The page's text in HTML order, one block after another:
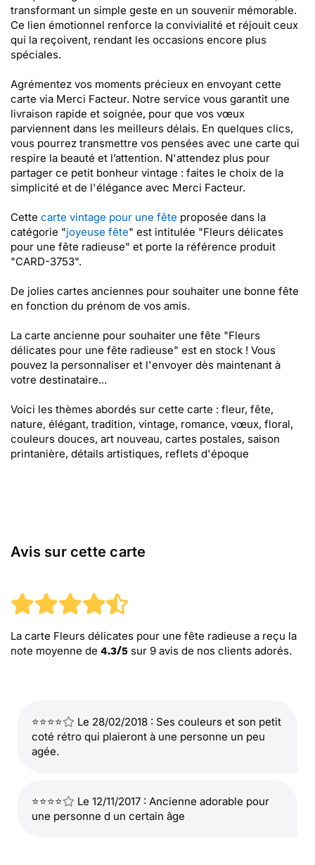
transformant un simple geste en un souvenir mémorable.
Ce lien émotionnel renforce la convivialité et réjouit ceux
qui la reçoivent, rendant les occasions encore plus
spéciales.
Agrémentez vos moments précieux en envoyant cette
carte via Merci Facteur. Notre service vous garantit une
livraison rapide et soignée, pour que vos vœux
parviennent dans les meilleurs délais. En quelques clics,
vous pourrez transmettre vos pensées avec une carte qui
respire la beauté et l’attention. N'attendez plus pour
partager ce petit bonheur vintage : faites le choix de la
simplicité et de l'élégance avec Merci Facteur.
Cette carte vintage pour une fête proposée dans la
catégorie "joyeuse fête" est intitulée "Fleurs délicates
pour une fête radieuse" et porte la référence produit
"CARD-3753".
De jolies cartes anciennes pour souhaiter une bonne fête
en fonction du prénom de vos amis.
La carte ancienne pour souhaiter une fête "Fleurs
délicates pour une fête radieuse" est en stock ! Vous
pouvez la personnaliser et l'envoyer dès maintenant à
votre destinataire...
Voici les thèmes abordés sur cette carte : fleur, fête,
nature, élégant, tradition, vintage, romance, vœux, floral,
couleurs douces, art nouveau, cartes postales, saison
printanière, détails artistiques, reflets d'époque
Avis sur cette carte
La carte Fleurs délicates pour une fête radieuse a reçu la
note moyenne de 4.3/5 sur 9 avis de nos clients adorés.
⭐⭐⭐⭐
Le 28/02/2018 : Ses couleurs et son petit
coté rétro qui plaieront à une personne un peu
agée.
⭐⭐⭐⭐
Le 12/11/2017 : Ancienne adorable pour
une personne d un certain âge